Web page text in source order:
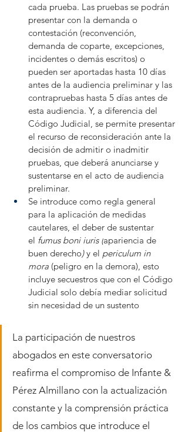
cada prueba. Las pruebas se podrán
presentar con la demanda o
contestación (reconvención,
demanda de coparte, excepciones,
incidentes o demás escritos) o
pueden ser aportadas hasta 10 días
antes de la audiencia preliminar y las
contrapruebas hasta 5 días antes de
esta audiencia. Y, a diferencia del
Código Judicial, se permite presentar
el recurso de reconsideración ante la
decisión de admitir o inadmitir
pruebas, que deberá anunciarse y
sustentarse en el acto de audiencia
preliminar.
Se introduce como regla general
para la aplicación de medidas
cautelares, el deber de sustentar
el fumus boni iuris (apariencia de
buen derecho) y el periculum in
mora (peligro en la demora), esto
incluye secuestros que con el Código
Judicial solo debía mediar solicitud
sin necesidad de un sustento
La participación de nuestros
abogados en este conversatorio
reafirma el compromiso de Infante &
Pérez Almillano con la actualización
constante y la comprensión práctica
de los cambios que introduce el